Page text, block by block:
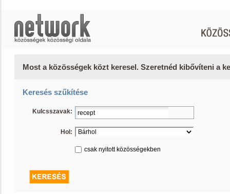
Most a közösségek közt keresel. Szeretnéd kibővíteni a
Keresés szűkítése
Kulcsszavak:
Hol:
csak nyitott közösségekben